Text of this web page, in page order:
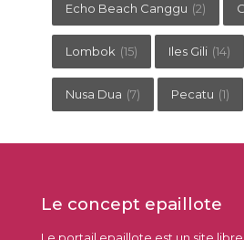
Echo Beach Canggu (2)
Lombok (15) Iles Gili (14)
Nusa Dua (7) Pecatu (1)
Le concept epaillote